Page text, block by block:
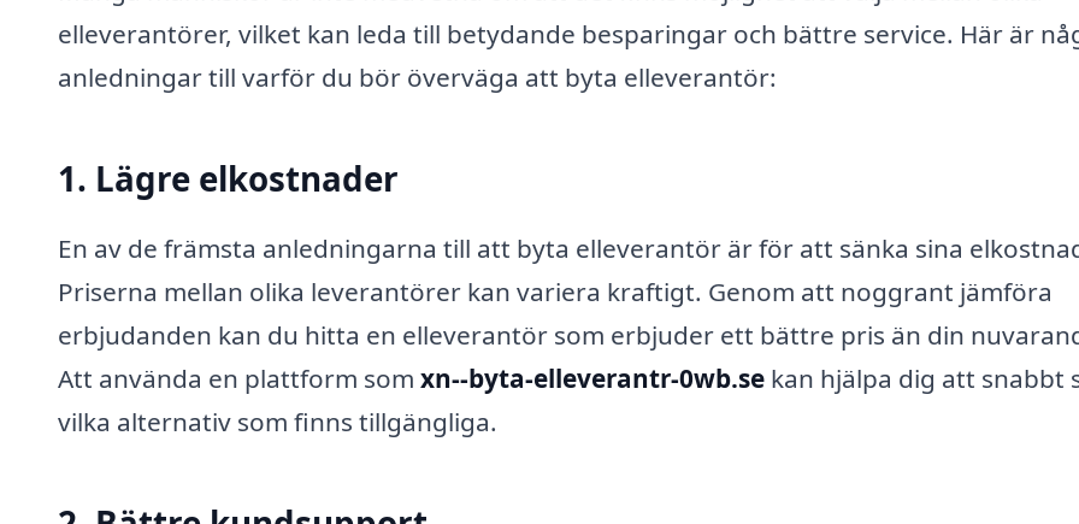
elleverantörer, vilket kan leda till betydande besparingar och bättre service. Här är
anledningar till varför du bör överväga att byta elleverantör:
1. Lägre elkostnader
En av de främsta anledningarna till att byta elleverantör är för att sänka sina
Priserna mellan olika leverantörer kan variera kraftigt. Genom att noggrant jämföra
erbjudanden kan du hitta en elleverantör som erbjuder ett bättre pris än din
Att använda en plattform som xn--byta-elleverantr-0wb.se kan hjälpa dig att snabbt
vilka alternativ som finns tillgängliga.